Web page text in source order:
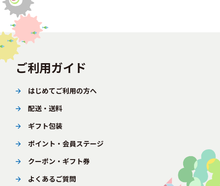
ご利用ガイド
はじめてご利用の方へ
配送・送料
ギフト包装
ポイント・会員ステージ
クーポン・ギフト券
よくあるご質問